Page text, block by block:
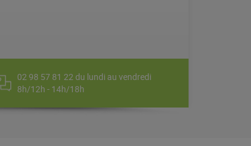
02 98 57 81 22 du lundi au vendredi
8h/12h - 14h/18h